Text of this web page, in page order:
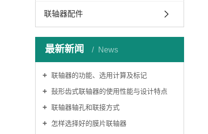
联轴器配件
最新新闻 News
联轴器的功能、选用计算及标记
鼔形齿式联轴器的使用性能与设计特点
联轴器轴孔和联接方式
怎样选择好的膜片联轴器